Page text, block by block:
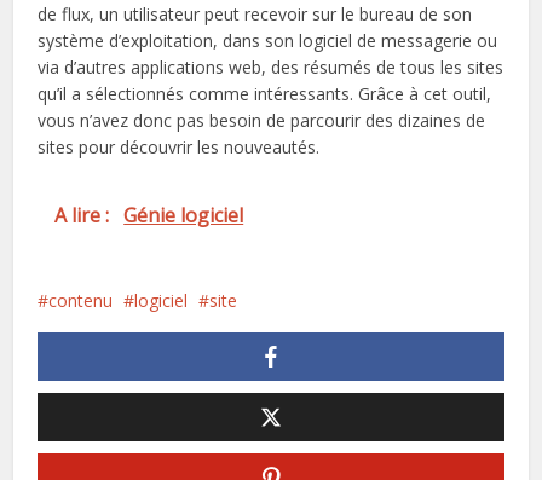
de flux, un utilisateur peut recevoir sur le bureau de son
système d’exploitation, dans son logiciel de messagerie ou
via d’autres applications web, des résumés de tous les sites
qu’il a sélectionnés comme intéressants. Grâce à cet outil,
vous n’avez donc pas besoin de parcourir des dizaines de
sites pour découvrir les nouveautés.
A lire : Génie logiciel
contenu logiciel site